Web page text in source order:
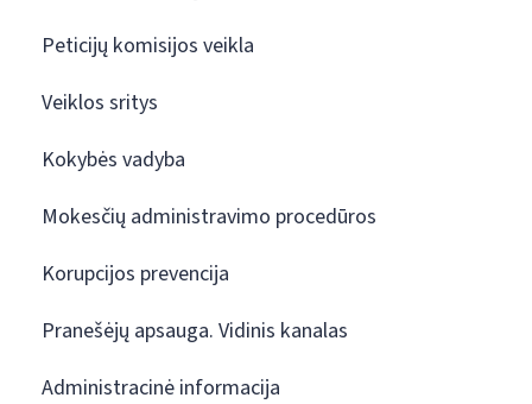
Peticijų komisijos veikla
Veiklos sritys
Kokybės vadyba
Mokesčių administravimo procedūros
Korupcijos prevencija
Pranešėjų apsauga. Vidinis kanalas
Administracinė informacija